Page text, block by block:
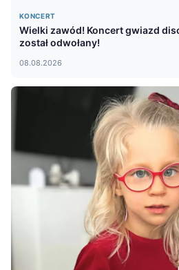
KONCERT
Wielki zawód! Koncert gwiazd
został odwołany!
08.08.2026